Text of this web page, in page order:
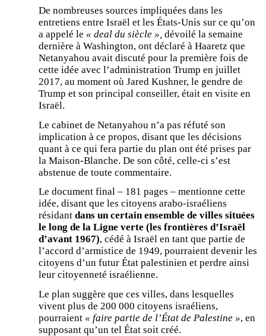
De nombreuses sources impliquées dans les
entretiens entre Israël et les États-Unis sur ce qu’on
a appelé le « deal du siècle », dévoilé la semaine
dernière à Washington, ont déclaré à Haaretz que
Netanyahou avait discuté pour la première fois de
cette idée avec l’administration Trump en juillet
2017, au moment où Jared Kushner, le gendre de
Trump et son principal conseiller, était en visite en
Israël.
Le cabinet de Netanyahou n’a pas réfuté son
implication à ce propos, disant que les décisions
quant à ce qui fera partie du plan ont été prises par
la Maison-Blanche. De son côté, celle-ci s’est
abstenue de toute commentaire.
Le document final – 181 pages – mentionne cette
idée, disant que les citoyens arabo-israéliens
résidant dans un certain ensemble de villes situées
le long de la Ligne verte (les frontières d’Israël
d’avant 1967), cédé à Israël en tant que partie de
l’accord d’armistice de 1949, pourraient devenir les
citoyens d’un futur État palestinien et perdre ainsi
leur citoyenneté israélienne.
Le plan suggère que ces villes, dans lesquelles
vivent plus de 200 000 citoyens israéliens,
pourraient « faire partie de l’État de Palestine », en
supposant qu’un tel État soit créé.